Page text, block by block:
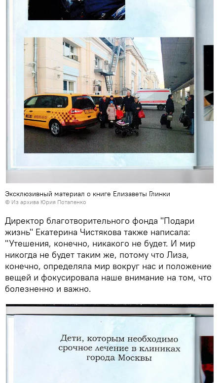
Эксклюзивный материал о книге Елизаветы Глинки
© Из архива Юрия Потапенко
Директор благотворительного фонда "Подари
жизнь" Екатерина Чистякова также написала:
"Утешения, конечно, никакого не будет. И мир
никогда не будет таким же, потому что Лиза,
конечно, определяла мир вокруг нас и положение
вещей и фокусировала наше внимание на том, что
болезненно и важно.